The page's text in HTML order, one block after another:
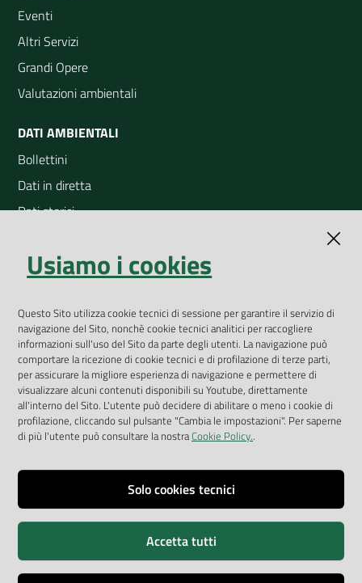
Eventi
Altri Servizi
Grandi Opere
Valutazioni ambientali
DATI AMBIENTALI
Bollettini
Dati in diretta
Dati storici
Open Data
App Arpav
Rapporti regionali annuali
Le Infografiche
Dispenser dati
Vai alla pagina
Privacy
Usiamo i cookies
Questo Sito utilizza cookie tecnici di sessione per garantire il servizio di
navigazione del Sito, nonchè cookie tecnici analitici per raccogliere
informazioni sull'uso del Sito da parte degli utenti. La navigazione può
comportare la ricezione di cookie tecnici e di profilazione di terze parti,
per assicurare la migliore esperienza di navigazione e permettere di
visualizzare alcuni contenuti disponibili su Youtube, direttamente
all'interno del Sito. L'utente può decidere di abilitare o meno i cookie di
profilazione, cliccando sul pulsante "Cambia le impostazioni". Per saperne
di più l'utente può consultare la nostraCookie Policy..
Solo cookies tecnici
Accetta tutti